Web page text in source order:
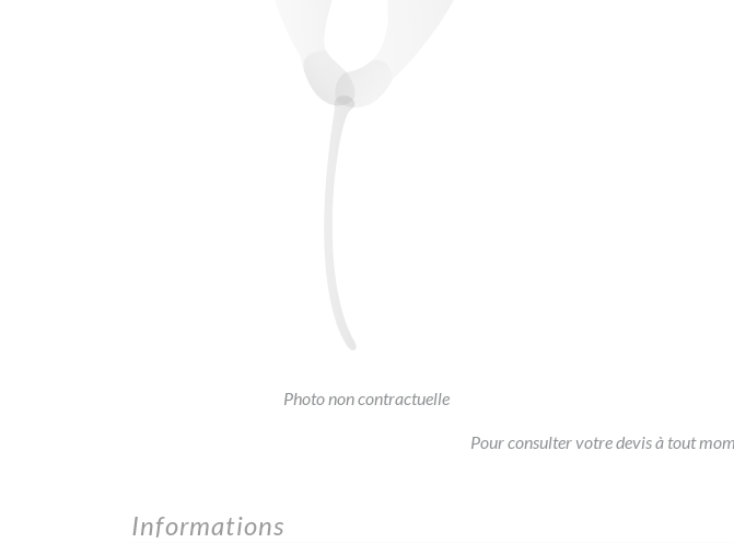
Photo non contractuelle
Pour consulter votre devis à tout
Informations